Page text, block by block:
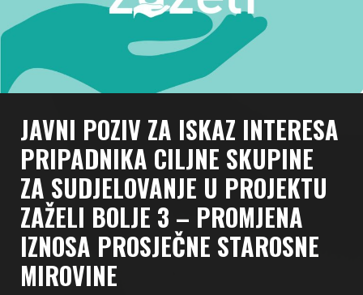
JAVNI POZIV ZA ISKAZ INTERESA
PRIPADNIKA CILJNE SKUPINE
ZA SUDJELOVANJE U PROJEKTU
ZAŽELI BOLJE 3 – PROMJENA
IZNOSA PROSJEČNE STAROSNE
MIROVINE